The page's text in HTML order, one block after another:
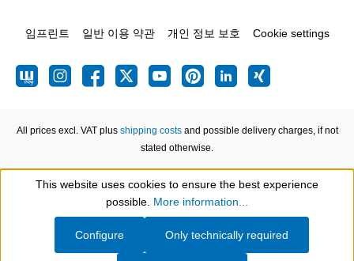
임프린트 일반 이용 약관 개인 정보 보호 Cookie settings
All prices excl. VAT plus shipping costsand possible delivery charges, if not
stated otherwise.
Show toolbar
This website uses cookies to ensure the best experience
possible. More information...
Only technically required
Configure